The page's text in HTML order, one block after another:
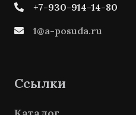
+7-930-914-14-80
1@a-posuda.ru
Ссылки